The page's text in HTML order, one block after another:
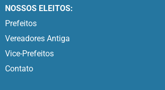
NOSSOS ELEITOS:
Prefeitos
Vereadores Antiga
Vice-Prefeitos
Contato